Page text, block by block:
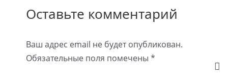
Оставьте комментарий
Ваш адрес email не будет опубликован.
Обязательные поля помечены *